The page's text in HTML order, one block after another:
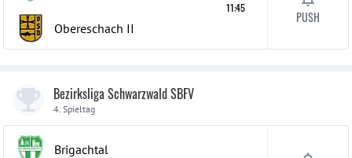
Obereschach II
11:45
PUSH
Bezirksliga Schwarzwald SBFV
4. Spieltag
Brigachtal